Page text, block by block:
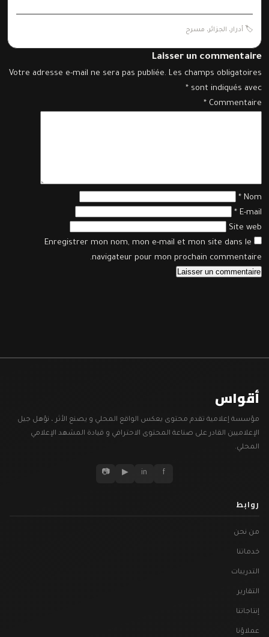
🏷️ أدرار، الجزائر، مسرح
Laisser un commentaire
Votre adresse e-mail ne sera pas publiée. Les champs obligatoires
sont indiqués avec
*
Commentaire
*
Nom
*
E-mail
*
Site web
Enregistrer mon nom, mon e-mail et mon site dans le
navigateur pour mon prochain commentaire.
أقواس
مؤسسة إعلامية تقدم محتوى يعكس الواقع المحلي و يصنع الأثر ، نؤهل جيل
الإعلاميين القادر على صناعة المحتوى الاحترافي و قيادة المشهد الإعلامي
المحلي.
f
in
▶
📷
روابط
من نحن
خدماتنا
التدريبات
التقارير
إنتاجاتنا
عملاؤنا